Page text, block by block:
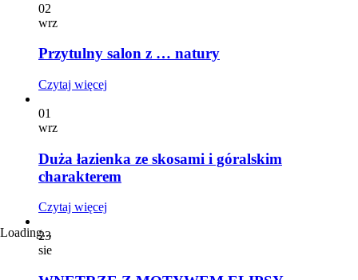
02
wrz
Przytulny salon z … natury
Czytaj więcej
01
wrz
Duża łazienka ze skosami i góralskim
charakterem
Czytaj więcej
23
sie
Loading...